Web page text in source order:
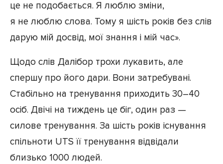
це не подобається. Я люблю зміни,
я не люблю слова. Тому я шість років без слів
дарую мій досвід, мої знання і мій час».
Щодо слів Далібор трохи лукавить, але
спершу про його дари. Вони затребувані.
Стабільно на тренування приходить 30–40
осіб. Двічі на тиждень це біг, один раз —
силове тренування. За шість років існування
спільноти UTS її тренування відвідали
близько 1000 людей.